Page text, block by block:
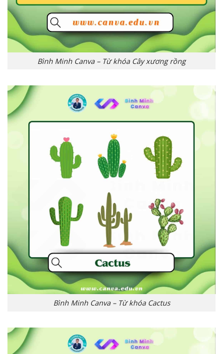
Bình Minh Canva – Từ khóa Cây xương rồng
Bình Minh Canva – Từ khóa Cactus